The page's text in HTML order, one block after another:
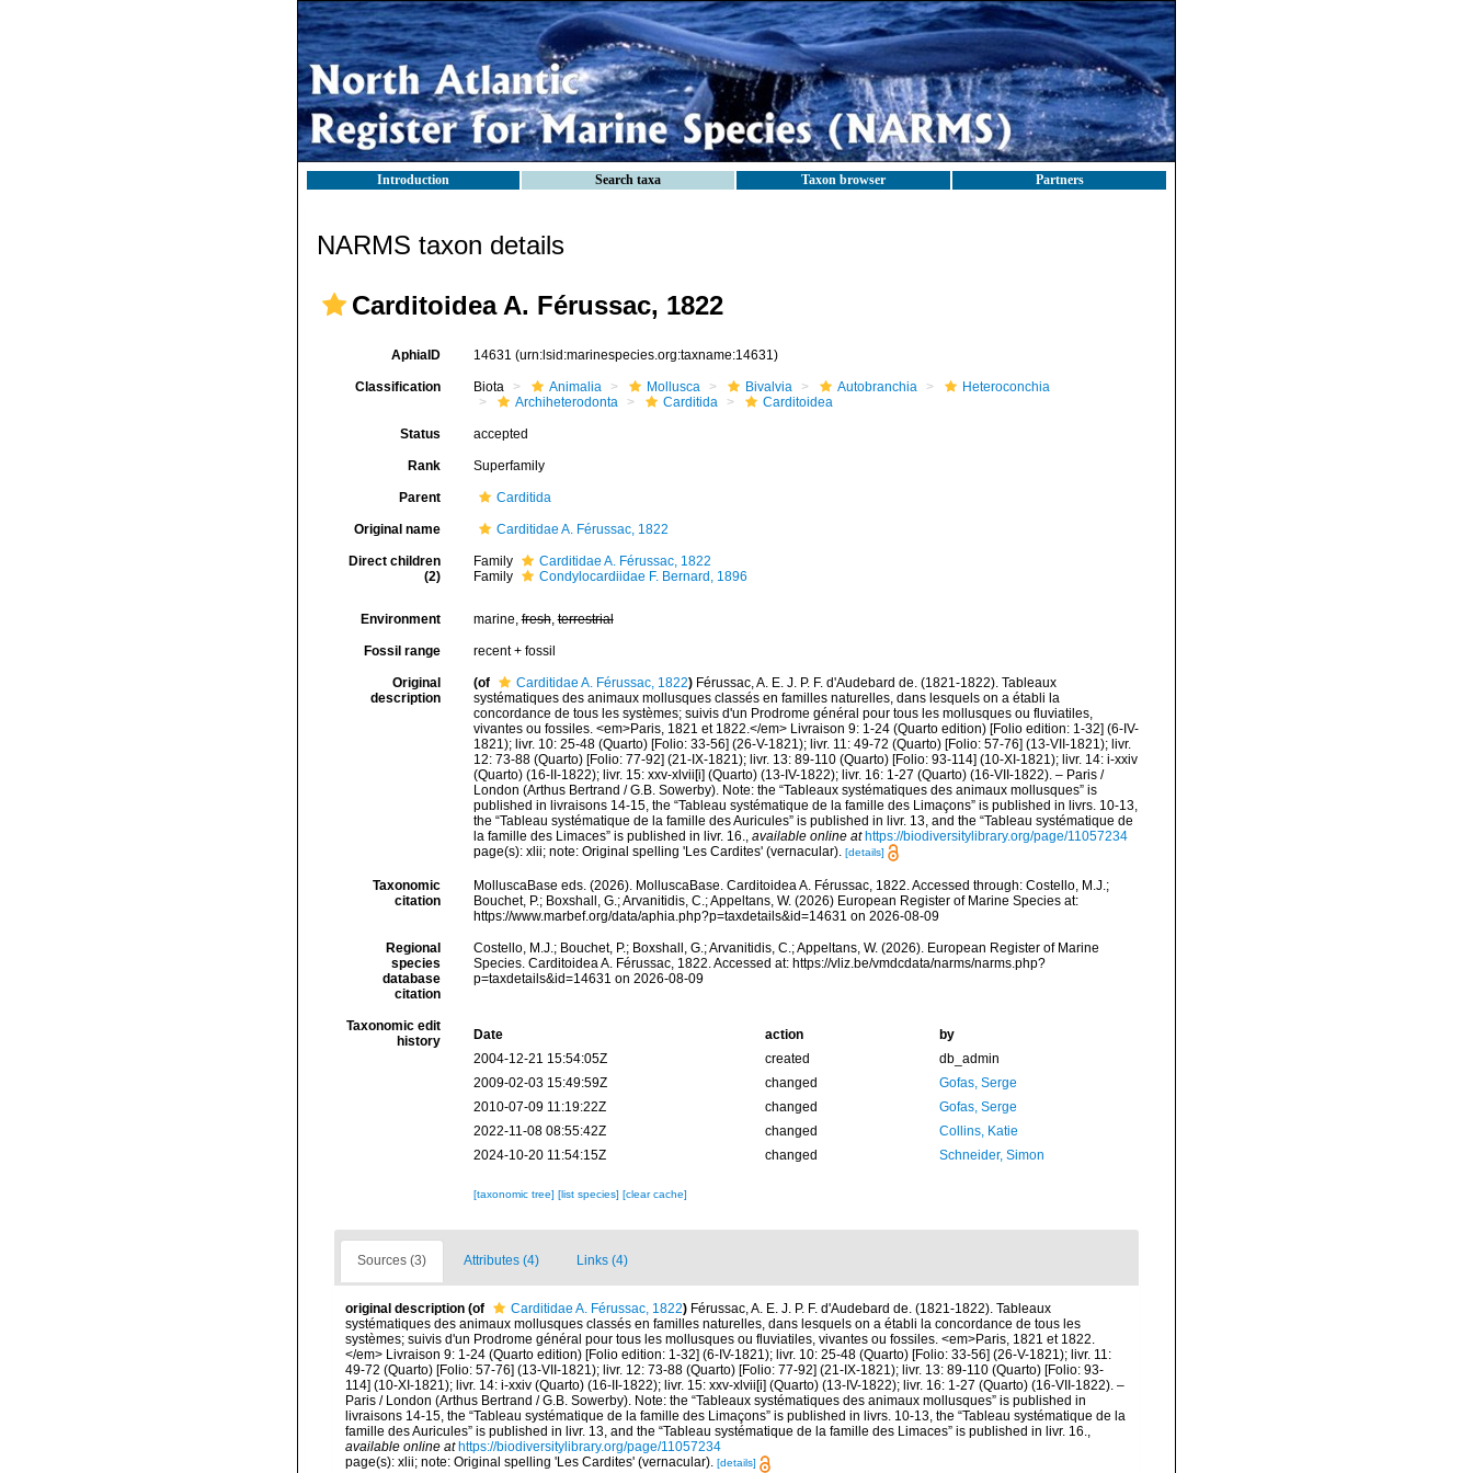
Introduction Search taxa Taxon browser Partners
NARMS taxon details
Carditoidea A. Férussac, 1822
AphiaID 14631 (urn:lsid:marinespecies.org:taxname:14631)
Classification Biota Animalia Mollusca Bivalvia Autobranchia
Heteroconchia
Archiheterodonta
Carditida Carditoidea
Status accepted
Rank Superfamily
Parent Carditida
Original name Carditidae A. Férussac, 1822
Direct children
(2)
Family
Carditidae A. Férussac, 1822
Family
Condylocardiidae F. Bernard, 1896
Environment marine,fresh,terrestrial
Fossil range recent + fossil
Original
description
(of Carditidae A. Férussac, 1822) Férussac, A. E. J. P. F. d'Audebard de. (1821-1822). Tableaux
systématiques des animaux mollusques classés en familles naturelles, dans lesquels on a établi la
concordance de tous les systèmes; suivis d'un Prodrome général pour tous les mollusques ou fluviatiles,
vivantes ou fossiles. <em>Paris, 1821 et 1822.</em> Livraison 9: 1-24 (Quarto edition) [Folio edition: 1-32] (6-IV-
1821); livr. 10: 25-48 (Quarto) [Folio: 33-56] (26-V-1821); livr. 11: 49-72 (Quarto) [Folio: 57-76] (13-VII-1821); livr.
12: 73-88 (Quarto) [Folio: 77-92] (21-IX-1821); livr. 13: 89-110 (Quarto) [Folio: 93-114] (10-XI-1821); livr. 14: i-xxiv
(Quarto) (16-II-1822); livr. 15: xxv-xlvii[i] (Quarto) (13-IV-1822); livr. 16: 1-27 (Quarto) (16-VII-1822). – Paris /
London (Arthus Bertrand / G.B. Sowerby). Note: the “Tableaux systématiques des animaux mollusques” is
published in livraisons 14-15, the “Tableau systématique de la famille des Limaçons” is published in livrs. 10-13,
the “Tableau systématique de la famille des Auricules” is published in livr. 13, and the “Tableau systématique de
la famille des Limaces” is published in livr. 16., available online at https://biodiversitylibrary.org/page/11057234
page(s): xlii; note: Original spelling 'Les Cardites' (vernacular). [details]
Taxonomic
citation
MolluscaBase eds. (2026). MolluscaBase. Carditoidea A. Férussac, 1822. Accessed through: Costello, M.J.;
Bouchet, P.; Boxshall, G.; Arvanitidis, C.; Appeltans, W. (2026) European Register of Marine Species at:
https://www.marbef.org/data/aphia.php?p=taxdetails&id=14631 on 2026-08-09
Regional
species
database
citation
Costello, M.J.; Bouchet, P.; Boxshall, G.; Arvanitidis, C.; Appeltans, W. (2026). European Register of Marine
Species. Carditoidea A. Férussac, 1822. Accessed at: https://vliz.be/vmdcdata/narms/narms.php?
p=taxdetails&id=14631 on 2026-08-09
Taxonomic edit
history
Date action
by
2004-12-21 15:54:05Z
created
db_admin
2009-02-03 15:49:59Z
changed
Gofas, Serge
2010-07-09 11:19:22Z
changed
Gofas, Serge
2022-11-08 08:55:42Z
changed
Collins, Katie
2024-10-20 11:54:15Z
changed Schneider, Simon
[taxonomic tree] [list species] [clear cache]
Sources (3) Attributes (4) Links (4)
original description (of Carditidae A. Férussac, 1822) Férussac, A. E. J. P. F. d'Audebard de. (1821-1822). Tableaux
systématiques des animaux mollusques classés en familles naturelles, dans lesquels on a établi la concordance de tous les
systèmes; suivis d'un Prodrome général pour tous les mollusques ou fluviatiles, vivantes ou fossiles. <em>Paris, 1821 et 1822.
</em> Livraison 9: 1-24 (Quarto edition) [Folio edition: 1-32] (6-IV-1821); livr. 10: 25-48 (Quarto) [Folio: 33-56] (26-V-1821); livr. 11:
49-72 (Quarto) [Folio: 57-76] (13-VII-1821); livr. 12: 73-88 (Quarto) [Folio: 77-92] (21-IX-1821); livr. 13: 89-110 (Quarto) [Folio: 93-
114] (10-XI-1821); livr. 14: i-xxiv (Quarto) (16-II-1822); livr. 15: xxv-xlvii[i] (Quarto) (13-IV-1822); livr. 16: 1-27 (Quarto) (16-VII-1822). –
Paris / London (Arthus Bertrand / G.B. Sowerby). Note: the “Tableaux systématiques des animaux mollusques” is published in
livraisons 14-15, the “Tableau systématique de la famille des Limaçons” is published in livrs. 10-13, the “Tableau systématique de la
famille des Auricules” is published in livr. 13, and the “Tableau systématique de la famille des Limaces” is published in livr. 16.,
available online at https://biodiversitylibrary.org/page/11057234
page(s): xlii; note: Original spelling 'Les Cardites' (vernacular). [details]